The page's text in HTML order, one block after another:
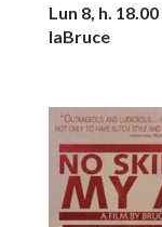
Lun 8, h.
laBruce